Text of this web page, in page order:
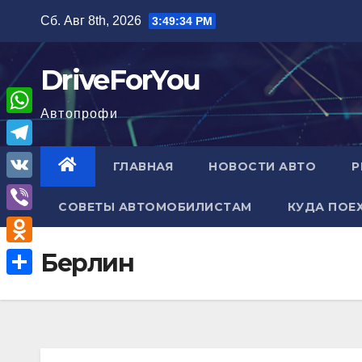
содержимому
Сб. Авг 8th, 2026 3:49:35 PM
DriveForYou
Автопрофи
ГЛАВНАЯ НОВОСТИ АВТО
СОВЕТЫ АВТОМОБИЛИСТАМ КУДА
Берлин
W
h
a
A
T
e
l
e
g
V
K
V
i
b
e
O